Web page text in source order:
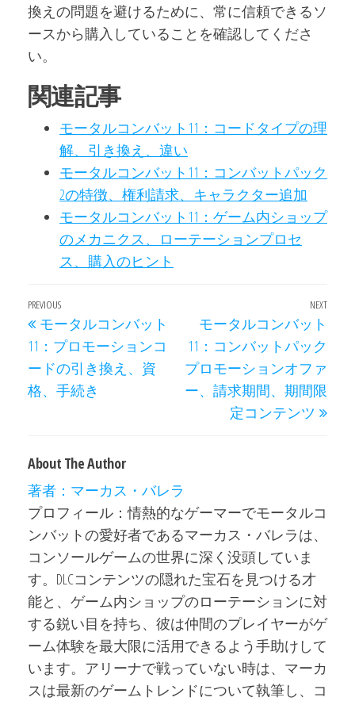
換えの問題を避けるために、常に信頼できるソ
ースから購入していることを確認してくださ
い。
関連記事
モータルコンバット11：コードタイプの理
解、引き換え、違い
モータルコンバット11：コンバットパック
2の特徴、権利請求、キャラクター追加
モータルコンバット11：ゲーム内ショップ
のメカニクス、ローテーションプロセ
ス、購入のヒント
Post
navigation
Previous
Post
PREVIOUS
モータルコンバット
11：プロモーションコ
ードの引き換え、資
格、手続き
Next
NEXT
モータルコンバット
11：コンバットパック
プロモーションオファ
ー、請求期間、期間限
定コンテンツ
About The Author
著者：マーカス・バレラ
プロフィール：情熱的なゲーマーでモータルコ
ンバットの愛好者であるマーカス・バレラは、
コンソールゲームの世界に深く没頭していま
す。DLCコンテンツの隠れた宝石を見つける才
能と、ゲーム内ショップのローテーションに対
する鋭い目を持ち、彼は仲間のプレイヤーがゲ
ーム体験を最大限に活用できるよう手助けして
います。アリーナで戦っていない時は、マーカ
スは最新のゲームトレンドについて執筆し、コ